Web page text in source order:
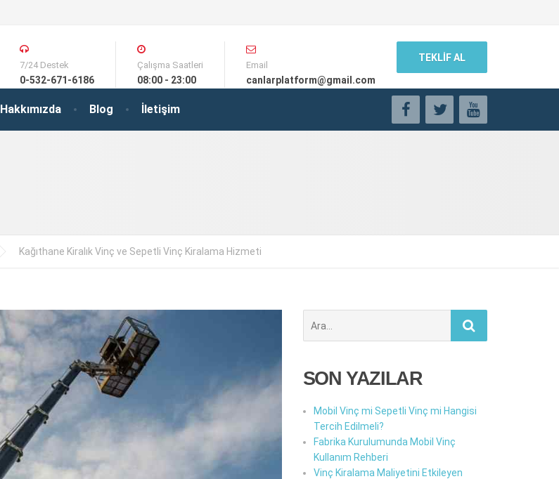
Hakkımızda Blog İletişim
7/24 Destek
0-532-671-6186
Çalışma Saatleri
08:00 - 23:00
Email
canlarplatform@gmail.com
TEKLİF AL
Kağıthane Kiralık Vinç ve Sepetli Vinç Kiralama Hizmeti
ara:
SON YAZILAR
Mobil Vinç mi Sepetli Vinç mi Hangisi
Tercih Edilmeli?
Fabrika Kurulumunda Mobil Vinç
Kullanım Rehberi
Vinç Kiralama Maliyetini Etkileyen